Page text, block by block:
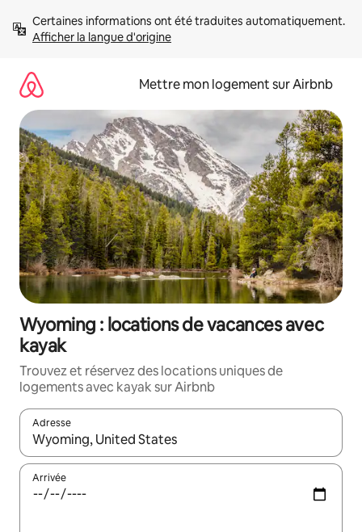
directement
Afficher la langue d'origine
Mettre mon logement sur Airbnb
Wyoming : locations de vacances avec
kayak
Trouvez et réservez des locations uniques de
logements avec kayak sur Airbnb
Adresse
Lorsque les résultats s'affichent, utilisez les flèches vers le
Arrivée